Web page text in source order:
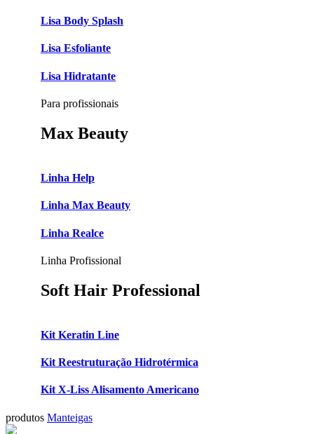
Lisa Body Splash
Lisa Esfoliante
Lisa Hidratante
Para profissionais
Max Beauty
Linha Help
Linha Max Beauty
Linha Realce
Linha Profissional
Soft Hair Professional
Kit Keratin Line
Kit Reestruturação Hidrotérmica
Kit X-Liss Alisamento Americano
produtos Manteigas